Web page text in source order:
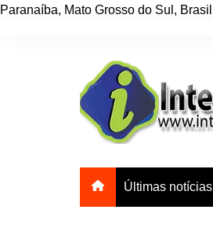
Paranaíba, Mato Grosso do Sul , Brasil
Últimas notícias